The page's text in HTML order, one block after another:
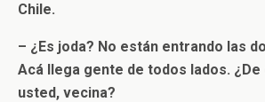
Chile.
– ¿Es joda? No están entrando las
Acá llega gente de todos lados. ¿De
usted, vecina?